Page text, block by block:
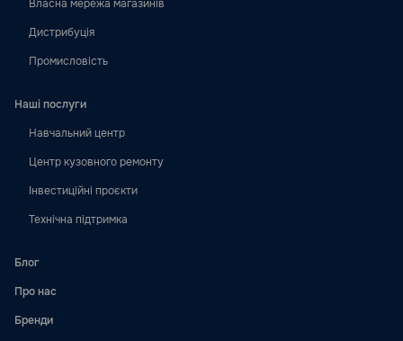
Власна мережа магазинів
Дистрибуція
Промисловість
Наші послуги
Навчальний центр
Центр кузовного ремонту
Інвестиційні проєкти
Технічна підтримка
Блог
Про нас
Бренди